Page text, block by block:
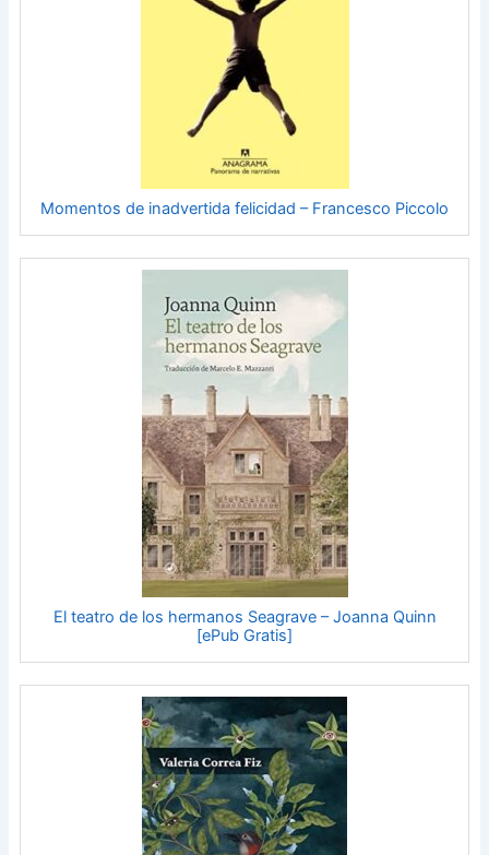
Momentos de inadvertida felicidad – Francesco Piccolo
El teatro de los hermanos Seagrave – Joanna Quinn
[ePub Gratis]